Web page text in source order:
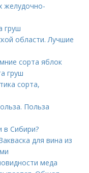
желудочно-
груш
области. Лучшие
сорта яблок
груш
сорта,
Польза
в Сибири?
для вина из
меда